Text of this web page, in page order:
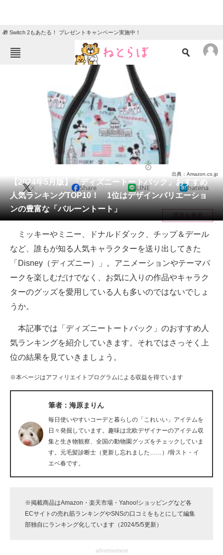
🎁 Switch 2もあたる！ プレゼントキャンペーン実施中！
ニュース
クイズ
地域
教育・育児
リサーチ
会員記事
メディア
注目記事を集めた総合ページ
ITの今と未来を見通す
スマホと通信の最新トレンド
進化するPCとデバイスの未来
好きが集まる 比べて選べる
ビジネスと働き方のヒント
マーケ×ITの今がよく分かる
ITエンジニア向け専門サイト
IT製品の技術・比較・事例
製造業のIT導入・活用を支援
モノづくり技術者専門サイト
【2024年5月版】「ディズニートートバック」おすすめ
人気ランキングTOP10！ 1位はデザインバリエーショ
ンの豊富な「バルーントート」
出典：Amazon.co.jp
X Share LINE hatena
目次を表示
ミッキーやミニー、ドナルドダック、チップ＆デール
など、誰もが知る人気キャラクターを送り出してきた
「Disney（ディズニー）」。アニメーションやテーマパ
ークを楽しむだけでなく、お気に入りの作品やキャラク
ターのグッズを愛用している人も多いのではないでしょ
うか。
本記事では「ディズニートートバック」のおすすめ人
気ランキングを紹介していきます。それではさっそく上
位の結果を見ていきましょう。
※本ページはアフィリエイトプログラムによる収益を得ています
筆者：海原まりん
毎日使いやすいコーデと暮らしの「これいい」アイテムを
日々発掘しています。趣味は北欧デザイナーのアイテム収
集と生き物観察、全国の動物園グッズをチェックしていま
す。元毛髪診断士（更新し忘れました……）/骨スト・イ
エベ春です。
※掲載商品はAmazon・楽天市場・Yahoo!ショッピングなど各
ECサイトの売れ筋ランキングやSNSの口コミをもとにして編集
部独自にランキング化しています（2024/5/5更新）
advertisement